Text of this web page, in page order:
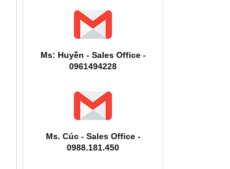
Ms: Huyền - Sales Office -
0961494228
Ms. Cúc - Sales Office -
0988.181.450